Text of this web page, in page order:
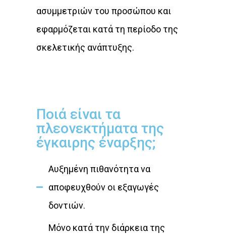
ασυμμετριών του προσώπου και
εφαρμόζεται κατά τη περίοδο της
σκελετικής ανάπτυξης.
Ποιά είναι τα
πλεονεκτήματα της
έγκαιρης έναρξης;
Αυξημένη πιθανότητα να
αποφευχθούν οι εξαγωγές
δοντιών.
Μόνο κατά την διάρκεια της